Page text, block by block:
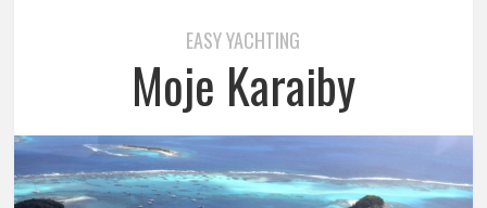
EASY YACHTING
Moje Karaiby